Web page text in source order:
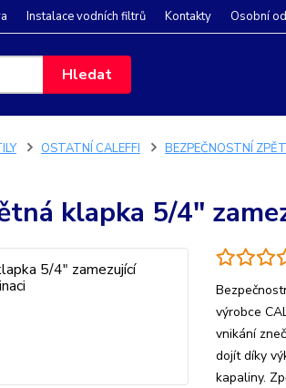
Instalace vodních filtrů Kontakty Osobní
Hledat
OSTATNÍ CALEFFI BEZPEČNOSTNÍ
klapka 5/4"
výrobce
vnikání
dojít díky
kapaliny.